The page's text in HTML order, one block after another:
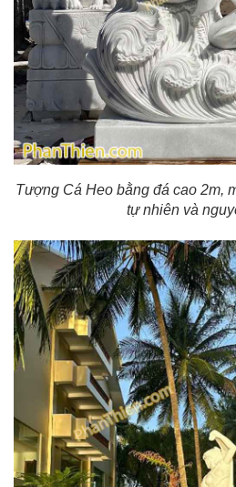
Tượng Cá Heo bằng đá cao 2m,
tự nhiên và